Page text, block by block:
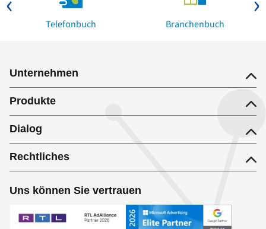
Telefonbuch Branchenbuch
Unternehmen
Produkte
Dialog
Rechtliches
Uns können Sie vertrauen